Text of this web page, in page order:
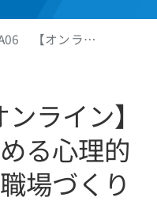
【オンラ…
ライン】
る心理的
場づくり